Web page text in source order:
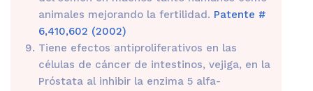
animales mejorando la fertilidad. Patente #
6,410,602 (2002)
Tiene efectos antiproliferativos en las
células de cáncer de intestinos, vejiga, en la
Próstata al inhibir la enzima 5 alfa-